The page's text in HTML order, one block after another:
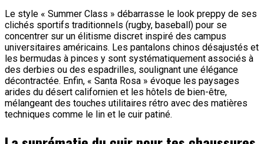
Le style « Summer Class » débarrasse le look preppy de ses
clichés sportifs traditionnels (rugby, baseball) pour se
concentrer sur un élitisme discret inspiré des campus
universitaires américains. Les pantalons chinos désajustés et
les bermudas à pinces y sont systématiquement associés à
des derbies ou des espadrilles, soulignant une élégance
décontractée. Enfin, « Santa Rosa » évoque les paysages
arides du désert californien et les hôtels de bien-être,
mélangeant des touches utilitaires rétro avec des matières
techniques comme le lin et le cuir patiné.